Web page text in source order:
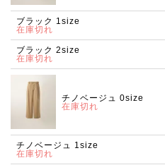
ブラック 1size
在庫切れ
ブラック 2size
在庫切れ
チノベージュ 0size
在庫切れ
チノベージュ 1size
在庫切れ